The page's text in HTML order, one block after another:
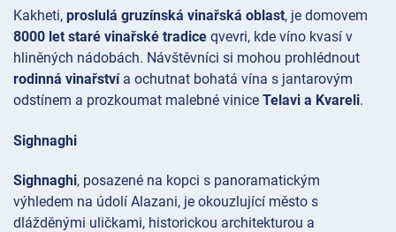
Kakheti, proslulá gruzínská vinařská oblast, je domovem
8000 let staré vinařské tradice qvevri, kde víno kvasí v
hliněných nádobách. Návštěvníci si mohou prohlédnout
rodinná vinařstvía ochutnat bohatá vína s jantarovým
odstínem a prozkoumat malebné vinice Telavi a Kvareli.
Sighnaghi
Sighnaghi, posazené na kopci s panoramatickým
výhledem na údolí Alazani, je okouzlující město s
dlážděnými uličkami, historickou architekturou a